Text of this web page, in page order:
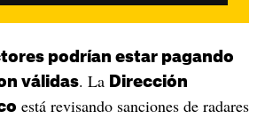
podrían estar pagando
válidas. La Dirección
está revisando sanciones de radares